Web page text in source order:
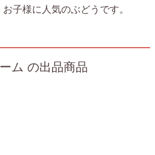
子様に人気のぶどうです。
ム の出品商品